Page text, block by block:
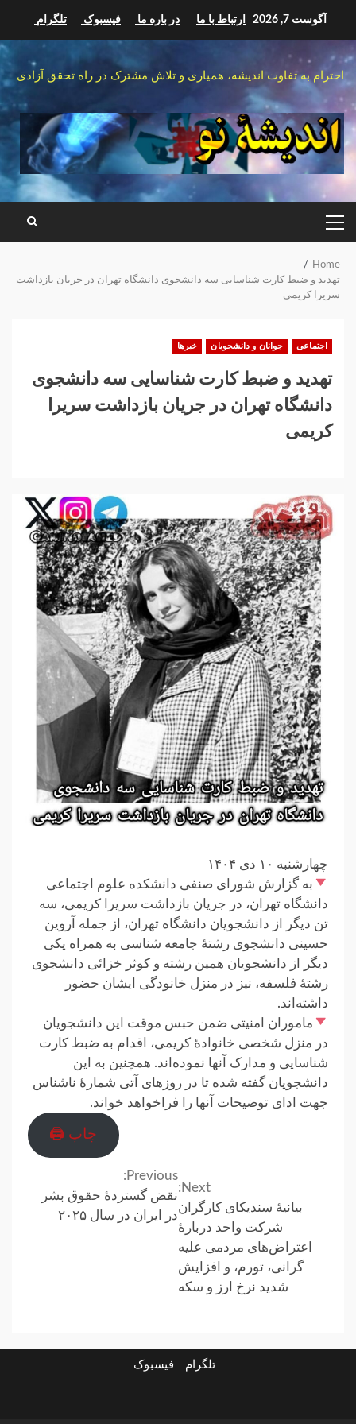
content
آگوست 7, 2026 ارتباط با ما در باره ما فیسبوک تلگرام
احترام به تفاوت اندیشه، همیاری و تلاش مشترک در راه تحقق آزادی
PRIMARY
MENU
Home
تهدید و ضبط کارت شناسایی سه دانشجوی دانشگاه تهران در جریان بازداشت
سریرا کریمی
اجتماعی جوانان و دانشجویان خبرها
تهدید و ضبط کارت شناسایی سه دانشجوی
دانشگاه تهران در جریان بازداشت سریرا
کریمی
چهارشنبه ۱۰ دی ۱۴۰۴
به گزارش شورای صنفی دانشکده علوم اجتماعی
دانشگاه تهران، در جریان بازداشت سریرا کریمی، سه
تن دیگر از دانشجویان دانشگاه تهران، از جمله آروین
حسینی دانشجوی رشتهٔ جامعه شناسی به همراه یکی
دیگر از دانشجویان همین رشته و کوثر خزائی دانشجوی
رشتهٔ فلسفه، نیز در منزل خانودگی ایشان حضور
داشته‌اند.
ماموران امنیتی ضمن حبس موقت این دانشجویان
در منزل شخصی خانوادهٔ کریمی، اقدام به ضبط کارت
شناسایی و مدارک آنها نموده‌اند. همچنین به این
دانشجویان گفته شده تا در روزهای آتی شمارهٔ ناشناس
جهت ادای توضیحات آنها را فراخواهد خواند.
چاپ 🖨
Reading
Previous:
نقض گستردهٔ حقوق بشر
در ایران در سال ۲۰۲۵
Next:
بیانیهٔ سندیکای کارگران
شرکت واحد دربارهٔ
اعتراض‌های مردمی علیه
گرانی، تورم، و افزایش
شدید نرخ ارز و سکه
تلگرام فیسبوک